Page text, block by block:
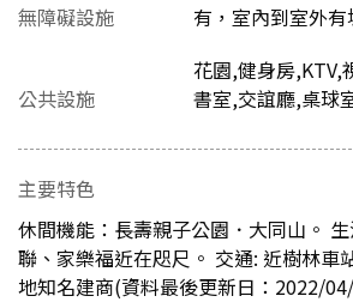
無障礙設施
有，室內到室外有
公共設施
花園,健身房,KTV,
書室,交誼廳,桌球
主要特色
休間機能：長壽親子公園．大同山。
聯、家樂福近在咫尺。 交通: 近樹林車
地知名建商(資料最後更新日：2022/